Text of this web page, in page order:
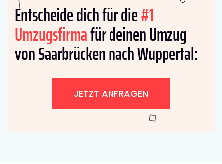
Entscheide dich für die#1
Umzugsfirmafür deinen Umzug
von Saarbrücken nach Wuppertal:
JETZT ANFRAGEN